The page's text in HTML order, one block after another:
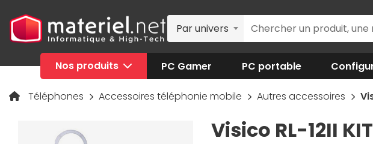
Par univers
Nos produits PC Gamer PC portable
Téléphones Accessoires téléphonie mobile Autres accessoires
Visico RL-12II